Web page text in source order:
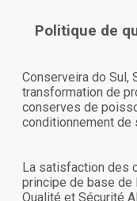
Politique de
Conserveira do Sul,
transformation de
conserves de
conditionnement de
La satisfaction des
principe de base
Qualité et Sécurité